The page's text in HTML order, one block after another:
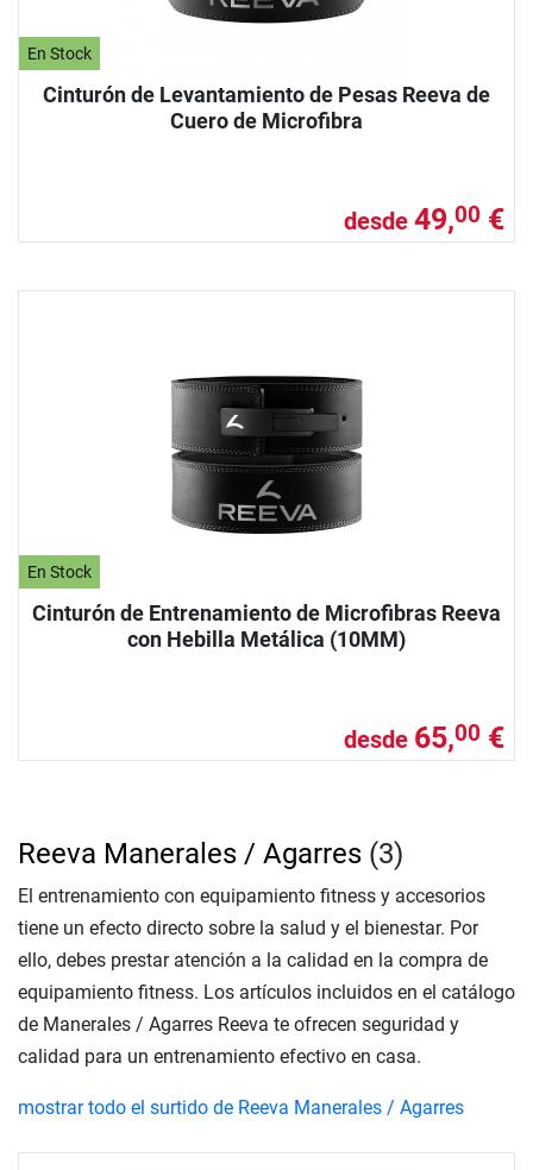
En Stock
Cinturón de Levantamiento de Pesas Reeva de
Cuero de Microfibra
desde 49,00 €
En Stock
Cinturón de Entrenamiento de Microfibras Reeva
con Hebilla Metálica (10MM)
desde 65,00 €
Reeva Manerales / Agarres (3)
El entrenamiento con equipamiento fitness y accesorios
tiene un efecto directo sobre la salud y el bienestar. Por
ello, debes prestar atención a la calidad en la compra de
equipamiento fitness. Los artículos incluidos en el catálogo
de Manerales / Agarres Reeva te ofrecen seguridad y
calidad para un entrenamiento efectivo en casa.
mostrar todo el surtido de Reeva Manerales / Agarres